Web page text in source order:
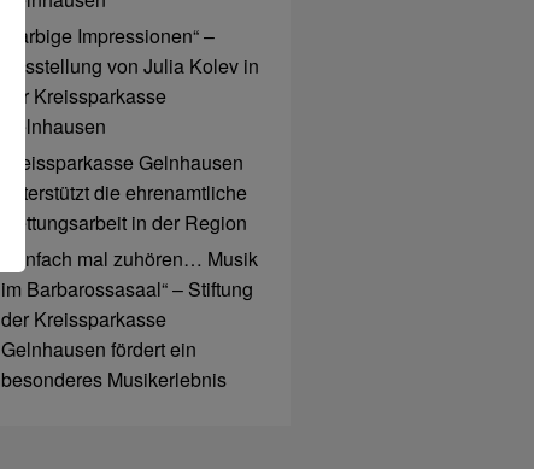
„Farbige Impressionen“ –
Ausstellung von Julia Kolev in
der Kreissparkasse
Gelnhausen
Kreissparkasse Gelnhausen
unterstützt die ehrenamtliche
Rettungsarbeit in der Region
„Einfach mal zuhören… Musik
im Barbarossasaal“ – Stiftung
der Kreissparkasse
Gelnhausen fördert ein
besonderes Musikerlebnis